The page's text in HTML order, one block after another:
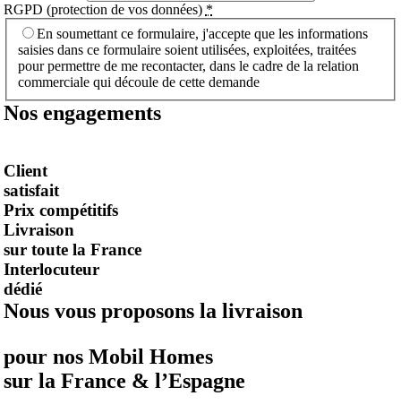
RGPD (protection de vos données) *
En soumettant ce formulaire, j'accepte que les informations
saisies dans ce formulaire soient utilisées, exploitées, traitées
pour permettre de me recontacter, dans le cadre de la relation
commerciale qui découle de cette demande
Nos engagements
Client
satisfait
Prix compétitifs
Livraison
sur toute la France
Interlocuteur
dédié
Nous vous proposons la livraison
pour nos Mobil Homes
sur la France & l’Espagne